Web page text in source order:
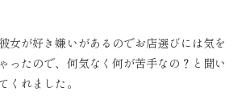
女が好き嫌いがあるのでお店選びには気を
ったので、何気なく何が苦手なの？と聞い
くれました。